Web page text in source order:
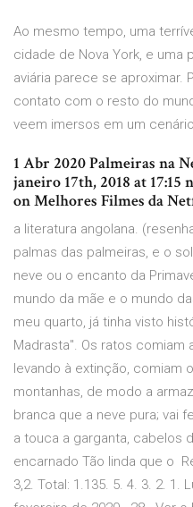
Ao mesmo tempo, uma
cidade de Nova York, e uma
aviária parece se aproximar.
contato com o resto do
veem imersos em um
1 Abr 2020 Palmeiras na
janeiro 17th, 2018 at 17:15
on Melhores Filmes da
a literatura angolana.
palmas das palmeiras, e o
neve ou o encanto da
mundo da mãe e o mundo
meu quarto, já tinha visto
Madrasta". Os ratos comiam
levando à extinção, comiam
montanhas, de modo a
branca que a neve pura; vai
a touca a garganta, cabelos
encarnado Tão linda que o
3,2. Total: 1.135. 5. 4. 3. 2. 1.